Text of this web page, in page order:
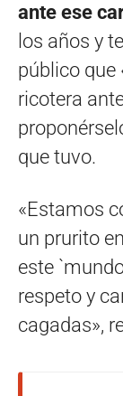
ante ese
los años y
público que
ricotera
que tuvo.
«Estamos
un prurito
este
respeto y
cagadas»,